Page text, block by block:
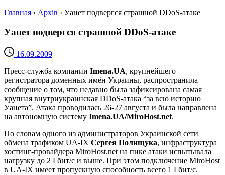
Главная › Архів › Уанет подвергся страшной DDoS-атаке
Уанет подвергся страшной DDoS-атаке
16.09.2009
Пресс-служба компании Imena.UA, крупнейшего
регистратора доменных имён Украины, распространила
сообщение о том, что недавно была зафиксирована самая
крупная внутриукраинская DDoS-атака “за всю историю
Уанета”. Атака проводилась 26-27 августа и была направлена
на автономную систему Imena.UA/MiroHost.net.
По словам одного из администраторов Украинской сети
обмена трафиком UA-IX Сергея Полищука, инфраструктура
хостинг-провайдера MiroHost.net на пике атаки испытывала
нагрузку до 2 Гбит/с и выше. При этом подключение MiroHost
в UA-IX имеет пропускную способность всего 1 Гбит/с.